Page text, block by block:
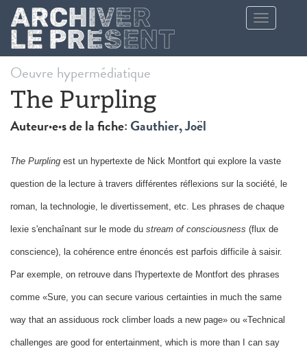
Aller au contenu principal
Toggle
navigation
Oeuvre hypermédiatique
The Purpling
Auteur·e·s de la fiche:Gauthier, Joël
The Purpling est un hypertexte de Nick Montfort qui explore la vaste
question de la lecture à travers différentes réflexions sur la société, le
roman, la technologie, le divertissement, etc. Les phrases de chaque
lexie s'enchaînant sur le mode du stream of consciousness (flux de
conscience), la cohérence entre énoncés est parfois difficile à saisir.
Par exemple, on retrouve dans l'hypertexte de Montfort des phrases
comme «Sure, you can secure various certainties in much the same
way that an assiduous rock climber loads a new page» ou «Technical
challenges are good for entertainment, which is more than I can say